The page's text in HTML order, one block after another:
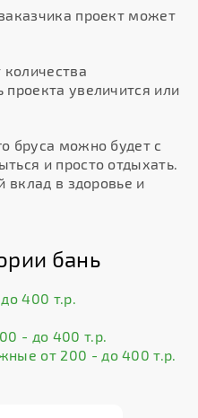
проект может
увеличится или
бруса можно будет с
и просто отдыхать.
вклад в здоровье и
бань
400 т.р.
- до 400 т.р.
от 200 - до 400 т.р.